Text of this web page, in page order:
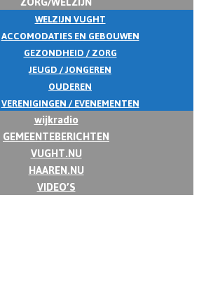
WELZIJN VUGHT
ACCOMODATIES EN GEBOUWEN
GEZONDHEID / ZORG
JEUGD / JONGEREN
OUDEREN
VERENIGINGEN / EVENEMENTEN
wijkradio
GEMEENTEBERICHTEN
VUGHT.NU
HAAREN.NU
VIDEO’S